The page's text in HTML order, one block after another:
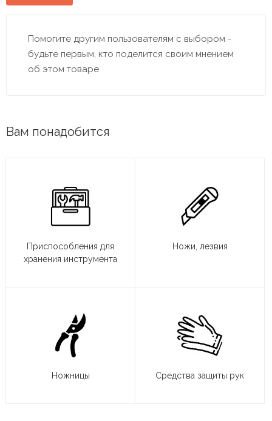
Помогите другим пользователям с выбором -
будьте первым, кто поделится своим мнением
об этом товаре
Вам понадобится
Приспособления для
хранения инструмента
Ножи, лезвия
Ножницы Средства защиты рук